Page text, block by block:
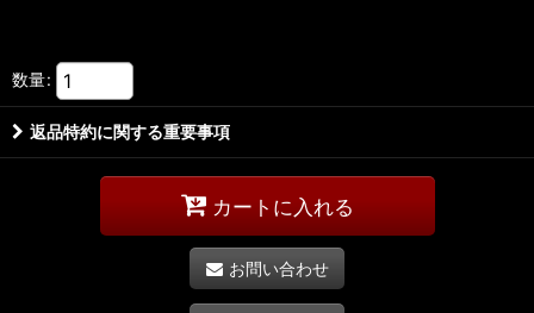
数量:
返品特約に関する重要事項
カートに入れる
お問い合わせ